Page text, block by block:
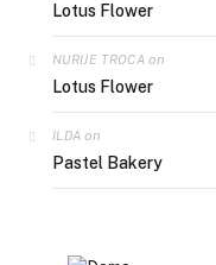
Lotus Flower
NURIJE TROCAon
Lotus Flower
ILDA on
Pastel Bakery